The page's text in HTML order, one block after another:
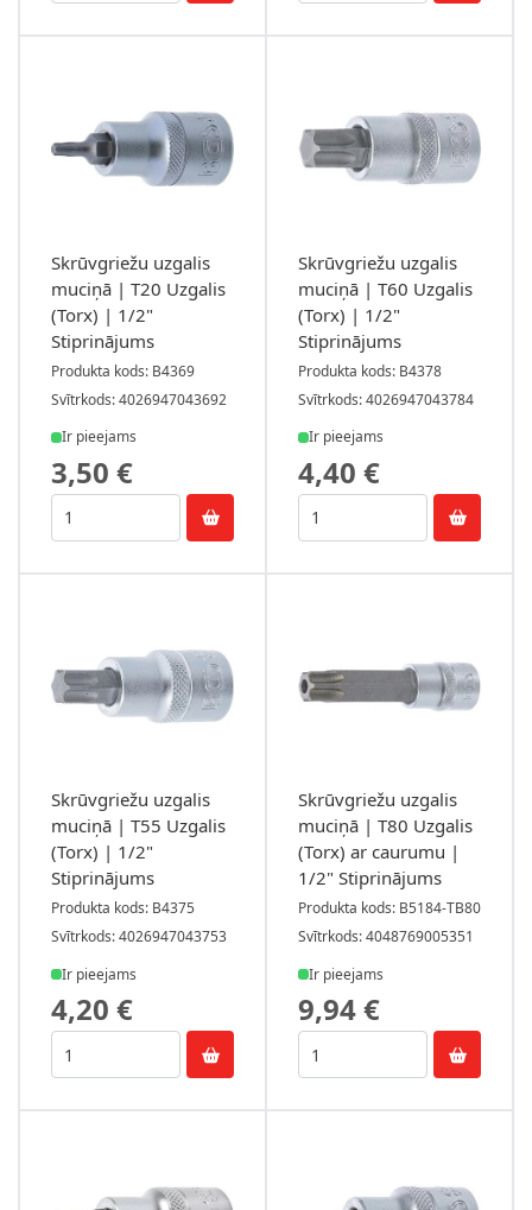
Skrūvgriežu uzgalis
muciņā | T20 Uzgalis
(Torx) | 1/2"
Stiprinājums
Produkta kods: B4369
Svītrkods: 4026947043692
Ir pieejams
3,50 €
Skrūvgriežu uzgalis
muciņā | T60 Uzgalis
(Torx) | 1/2"
Stiprinājums
Produkta kods: B4378
Svītrkods: 4026947043784
Ir pieejams
4,40 €
Skrūvgriežu uzgalis
muciņā | T55 Uzgalis
(Torx) | 1/2"
Stiprinājums
Produkta kods: B4375
Svītrkods: 4026947043753
Ir pieejams
4,20 €
Skrūvgriežu uzgalis
muciņā | T80 Uzgalis
(Torx) ar caurumu |
1/2" Stiprinājums
Produkta kods: B5184-TB80
Svītrkods: 4048769005351
Ir pieejams
9,94 €